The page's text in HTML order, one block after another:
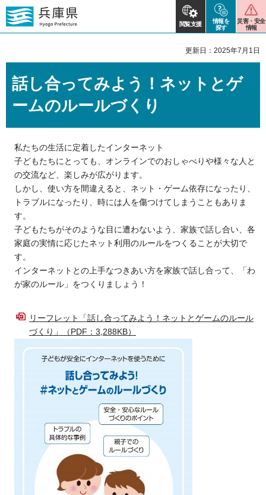
閲覧支援
情報を
探す
災害・安全
情報
更新日：2025年7月1日
話し合ってみよう！ネットとゲ
ームのルールづくり
私たちの生活に定着したインターネット
子どもたちにとっても、オンラインでのおしゃべりや様々な人と
の交流など、楽しみが広がります。
しかし、使い方を間違えると、ネット・ゲーム依存になったり、
トラブルになったり、時には人を傷つけてしまうこともありま
す。
子どもたちがそのような目に遭わないよう、家族で話し合い、各
家庭の実情に応じたネット利用のルールをつくることが大切で
す。
インターネットとの上手なつきあい方を家族で話し合って、「わ
が家のルール」をつくりましょう！
リーフレット「話し合ってみよう！ネットとゲームのルール
づくり」（PDF：3,288KB）